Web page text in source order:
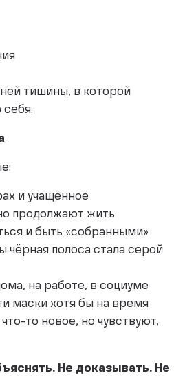
тишины, в которой
и учащённое
продолжают жить
и быть «собранными»
чёрная полоса стала серой
на работе, в социуме
маски хотя бы на время
то новое, но чувствуют,
Не доказывать. Не